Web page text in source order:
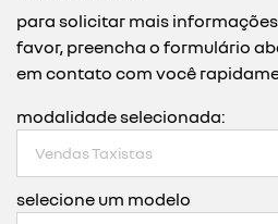
para solicitar mais
favor, preencha o formulário
em contato com você
modalidade selecionada:
selecione um modelo